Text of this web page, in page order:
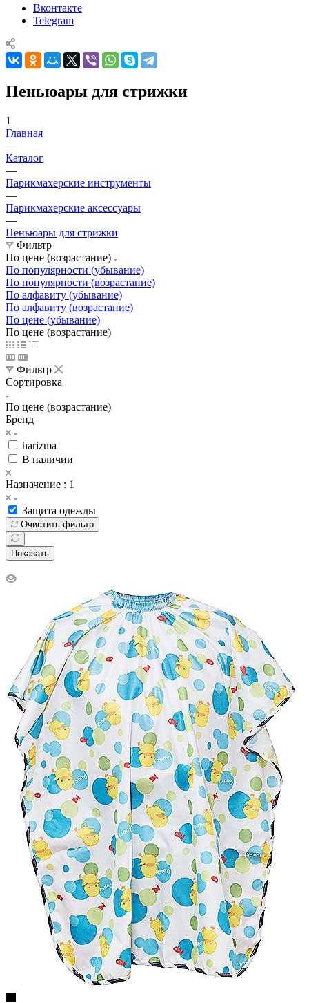
Вконтакте
Telegram
Пеньюары для стрижки
1
Главная
—
Каталог
—
Парикмахерские инструменты
—
Парикмахерские аксессуары
—
Пеньюары для стрижки
Фильтр
По цене (возрастание)
По популярности (убывание)
По популярности (возрастание)
По алфавиту (убывание)
По алфавиту (возрастание)
По цене (убывание)
По цене (возрастание)
Фильтр
Сортировка
По цене (возрастание)
Бренд
harizma
В наличии
Назначение : 1
Защита одежды
Очистить фильтр
Показать